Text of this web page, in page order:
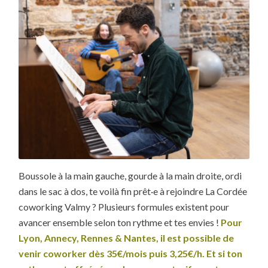
Boussole à la main gauche, gourde à la main droite, ordi
dans le sac à dos, te voilà fin prêt·e à rejoindre La Cordée
coworking Valmy ? Plusieurs formules existent pour
avancer ensemble selon ton rythme et tes envies ! Pour
Lyon, Annecy, Rennes & Nantes, il est possible de
venir coworker dès 35€/mois puis 3,25€/h. Et si ton